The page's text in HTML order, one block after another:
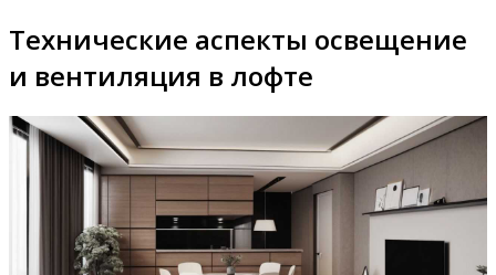
Технические аспекты освещение
и вентиляция в лофте